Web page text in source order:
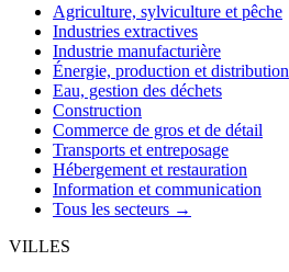
Agriculture, sylviculture et pêche
Industries extractives
Industrie manufacturière
Énergie, production et distribution
Eau, gestion des déchets
Construction
Commerce de gros et de détail
Transports et entreposage
Hébergement et restauration
Information et communication
Tous les secteurs →
VILLES